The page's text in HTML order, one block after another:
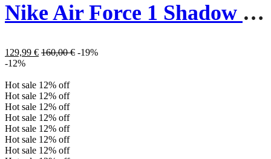
Nike Air Force 1 Shadow Παπούτσια DZ1847-101 Λευκά
129,99 € 160,00€ -19%
-12%
Hot sale 12% off
Hot sale 12% off
Hot sale 12% off
Hot sale 12% off
Hot sale 12% off
Hot sale 12% off
Hot sale 12% off